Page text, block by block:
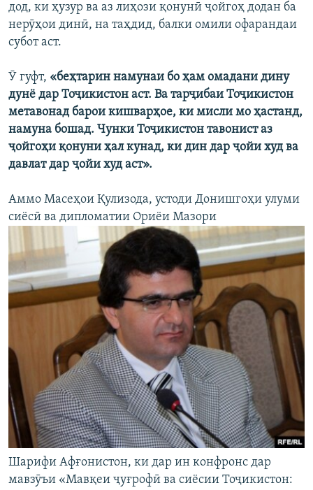
дод, ки ҳузур ва аз лиҳози қонунӣ ҷойгоҳ додан ба
нерӯҳои динӣ, на таҳдид, балки омили офарандаи
субот аст.
Ӯ гуфт, «беҳтарин намунаи бо ҳам омадани дину
дунё дар Тоҷикистон аст. Ва тарҷибаи Тоҷикистон
метавонад барои кишварҳое, ки мисли мо ҳастанд,
намуна бошад. Чунки Тоҷикистон тавонист аз
ҷойгоҳи қонуни ҳал кунад, ки дин дар ҷойи худ ва
давлат дар ҷойи худ аст».
Аммо Масеҳои Қулизода, устоди Донишгоҳи улуми
сиёсӣ ва дипломатии Ориёи Мазори
Шарифи Афғонистон, ки дар ин конфронс дар
мавзӯъи «Мавқеи ҷуғрофӣ ва сиёсии Тоҷикистон: